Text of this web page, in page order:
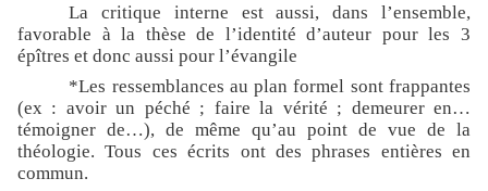
La critique interne est aussi, dans l’ensemble,
favorable à la thèse de l’identité d’auteur pour les 3
épîtres et donc aussi pour l’évangile
*Les ressemblances au plan formel sont frappantes
(ex : avoir un péché ; faire la vérité ; demeurer en…
témoigner de…), de même qu’au point de vue de la
théologie. Tous ces écrits ont des phrases entières en
commun.